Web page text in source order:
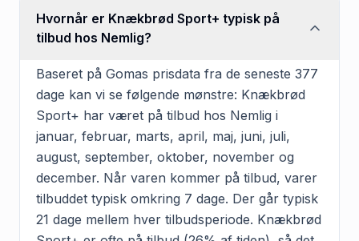
Hvornår er Knækbrød Sport+ typisk på
tilbud hos Nemlig?
Baseret på Gomas prisdata fra de seneste 377
dage kan vi se følgende mønstre: Knækbrød
Sport+ har været på tilbud hos Nemlig i
januar, februar, marts, april, maj, juni, juli,
august, september, oktober, november og
december. Når varen kommer på tilbud, varer
tilbuddet typisk omkring 7 dage. Der går typisk
21 dage mellem hver tilbudsperiode. Knækbrød